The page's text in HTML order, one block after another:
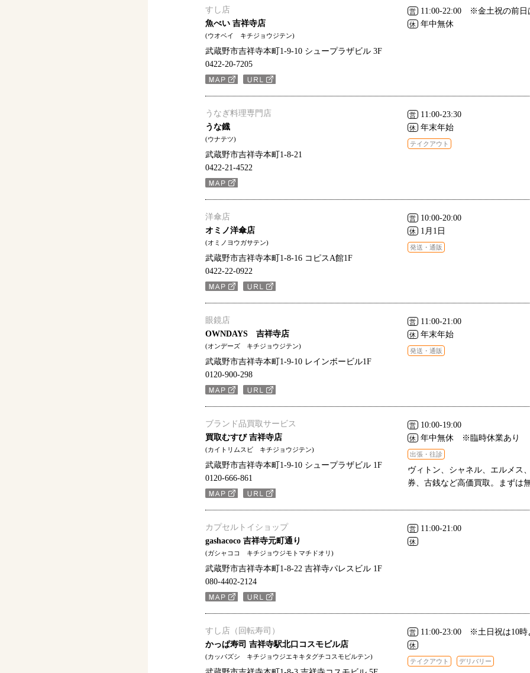
すし店
魚べい 吉祥寺店
(ウオベイ キチジョウジテン)
武蔵野市吉祥寺本町1-9-10 シュープラザビル 3F
0422-20-7205
営 11:00-22:00 ※金土祝の前
休 年中無休
うなぎ料理専門店
うな鐡
(ウナテツ)
武蔵野市吉祥寺本町1-8-21
0422-21-4522
営 11:00-23:30
休 年末年始
テイクアウト
洋傘店
オミノ洋傘店
(オミノヨウガサテン)
武蔵野市吉祥寺本町1-8-16 コピスA館1F
0422-22-0922
営 10:00-20:00
休 1月1日
発送・通販
眼鏡店
OWNDAYS 吉祥寺店
(オンデーズ キチジョウジテン)
武蔵野市吉祥寺本町1-9-10 レインボービル1F
0120-900-298
営 11:00-21:00
休 年末年始
発送・通販
ブランド品買取サービス
買取むすび 吉祥寺店
(カイトリムスビ キチジョウジテン)
武蔵野市吉祥寺本町1-9-10 シュープラザビル 1F
0120-666-861
営 10:00-19:00
休 年中無休 ※臨時休業あり
出張・往診
ヴィトン、シャネル、エルメス
券、古銭など高価買取。まずは
カプセルトイショップ
gashacoco 吉祥寺元町通り
(ガシャココ キチジョウジモトマチドオリ)
武蔵野市吉祥寺本町1-8-22 吉祥寺パレスビル 1F
080-4402-2124
営 11:00-21:00
休
すし店（回転寿司）
かっぱ寿司 吉祥寺駅北口コスモビル店
(カッパズシ キチジョウジエキキタグチコスモビルテン)
営 11:00-23:00 ※土日祝は10時
休
テイクアウト デリバリー